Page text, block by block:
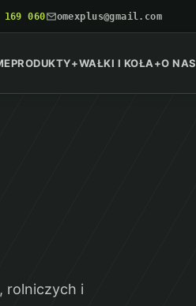
169 060 omexplus@gmail.com
PRODUKTY+WAŁKI I KOŁA+O NAS
rolniczych i